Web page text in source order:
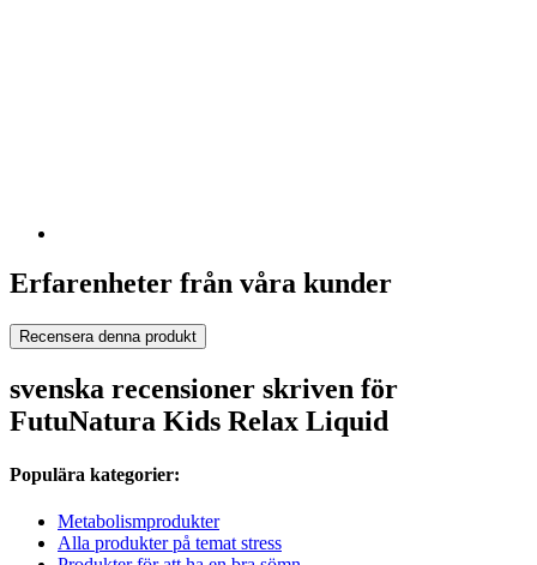
Erfarenheter från våra kunder
Recensera denna produkt
svenska recensioner skriven för
FutuNatura Kids Relax Liquid
Populära kategorier:
Metabolismprodukter
Alla produkter på temat stress